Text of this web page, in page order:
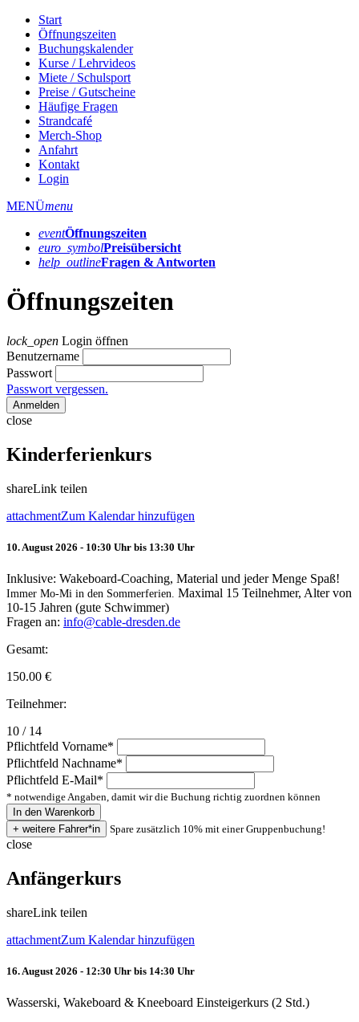
Start
Öffnungszeiten
Buchungskalender
Kurse / Lehrvideos
Miete / Schulsport
Preise / Gutscheine
Häufige Fragen
Strandcafé
Merch-Shop
Anfahrt
Kontakt
Login
MENÜmenu
eventÖffnungs­zeiten
euro_symbolPreis­übersicht
help_outlineFragen & Antworten
Öffnungszeiten
lock_open Login öffnen
Benutzername
Passwort
Passwort vergessen.
Anmelden
close
Kinderferienkurs
shareLink teilen
attachmentZum Kalendar hinzufügen
10. August 2026 - 10:30 Uhr bis 13:30 Uhr
Inklusive: Wakeboard-Coaching, Material und jeder Menge Spaß!
Immer Mo-Mi in den Sommerferien. Maximal 15 Teilnehmer, Alter von
10-15 Jahren (gute Schwimmer)
Fragen an: info@cable-dresden.de
Gesamt:
150.00 €
Teilnehmer:
10 / 14
Pflichtfeld Vorname*
Pflichtfeld Nachname*
Pflichtfeld E-Mail*
* notwendige Angaben, damit wir die Buchung richtig zuordnen können
Spare zusätzlich 10% mit einer Gruppenbuchung!
close
Anfängerkurs
shareLink teilen
attachmentZum Kalendar hinzufügen
16. August 2026 - 12:30 Uhr bis 14:30 Uhr
Wasserski, Wakeboard & Kneeboard Einsteigerkurs (2 Std.)